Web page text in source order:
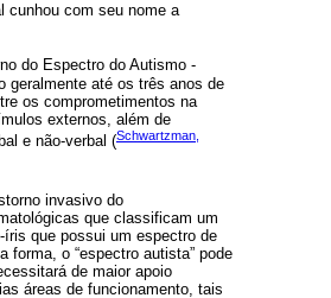
cunhou com seu nome a
do Espectro do Autismo -
geralmente até os três anos de
os comprometimentos na
externos, além de
e não-verbal (Schwartzman,
invasivo do
que classificam um
que possui um espectro de
o “espectro autista” pode
de maior apoio
áreas de funcionamento, tais